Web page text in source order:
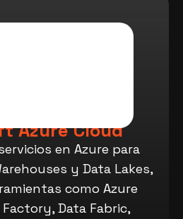
Azure Cloud
en Azure para
y Data Lakes,
como Azure
Factory, Data Fabric,